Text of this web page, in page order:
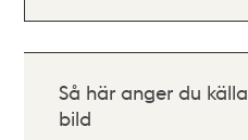
Så här anger du
bild